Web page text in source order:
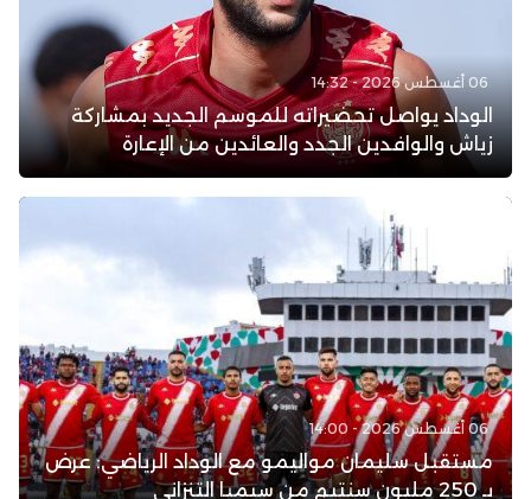
06 أغسطس 2026 - 14:32
الوداد يواصل تحضيراته للموسم الجديد بمشاركة
زياش والوافدين الجدد والعائدين من الإعارة
06 أغسطس 2026 - 14:00
مستقبل سليمان مواليمو مع الوداد الرياضي: عرض
بـ 250 مليون سنتيم من سيمبا التنزاني